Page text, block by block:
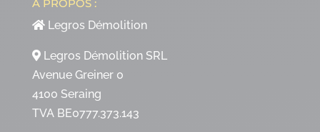
A PROPOS :
Legros Démolition
Legros Démolition SRL
Avenue Greiner 0
4100 Seraing
TVA BE0777.373.143